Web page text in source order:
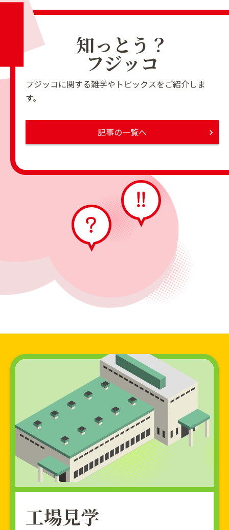
知っとう？
フジッコ
フジッコに関する雑学やトピックスをご紹介しま
す。
記事の一覧へ
工場見学